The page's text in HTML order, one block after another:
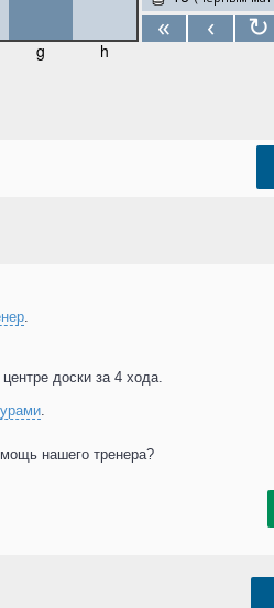
.
центре доски за 4 хода.
.
нашего тренера?